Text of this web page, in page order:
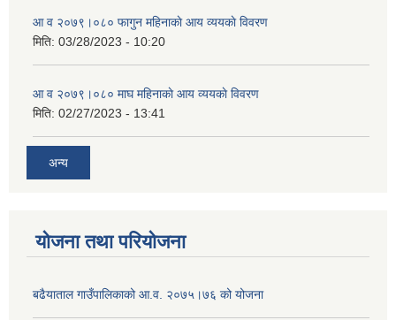
आ व २०७९।०८० फागुन महिनाकाे आय व्ययकाे विवरण
मिति: 03/28/2023 - 10:20
आ व २०७९।०८० माघ महिनाकाे आय व्ययकाे विवरण
मिति: 02/27/2023 - 13:41
अन्य
योजना तथा परियोजना
बढैयाताल गाउँपालिकाको आ.व. २०७५।७६ को योजना